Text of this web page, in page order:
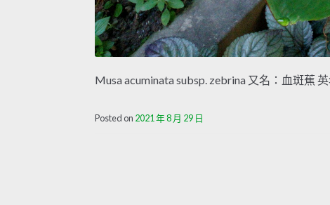
Musa acuminata subsp. zebrina 又名：血斑蕉
Posted on 2021 年 8 月 29 日